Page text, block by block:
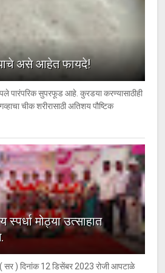
असे आहेत फायदे!
पारंपरिक सुपरफूड आहे. कुरडया करण्यासाठीही
चीक शरीरासाठी अतिशय पौष्टिक
मोठ्या उत्साहात
( सर ) दिनांक 12 डिसेंबर 2023 रोजी आपटाळे